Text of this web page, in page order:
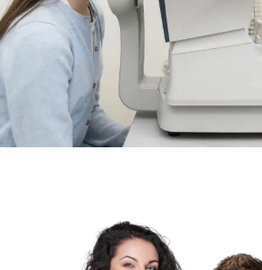
Control de la Salud Visual